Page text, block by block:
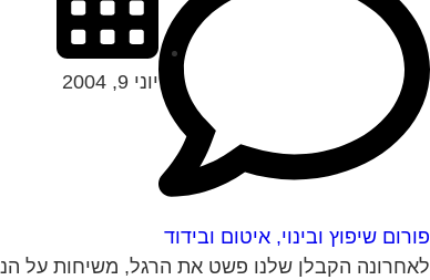
פורום שיפוץ ובינוי, איטום ובידוד
יוני 9, 2004
לאחרונה הקבלן שלנו פשט את הרגל, משיחות על